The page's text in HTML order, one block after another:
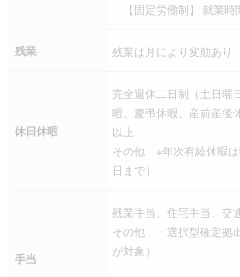
【固定労働制】 就業時
残業 残業は月により変動あり
休日休暇
完全週休二日制（土日曜
暇、慶弔休暇、産前産後
以上
その他 ※年次有給休暇は
日まで）
手当
残業手当、住宅手当、交
その他 ・選択型確定拠
が対象）